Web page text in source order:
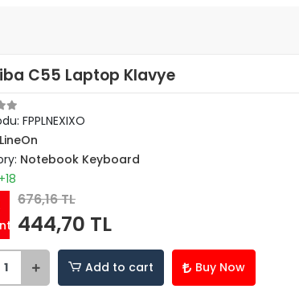
C55 Laptop Klavye
FPPLNEXIXO
LineOn
Notebook Keyboard
676,16 TL
444,70 TL
Add to cart Buy Now